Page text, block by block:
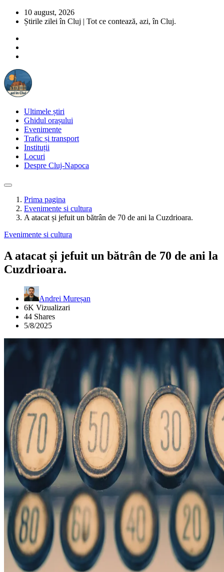
10 august, 2026
Știrile zilei în Cluj | Tot ce contează, azi, în Cluj.
Ultimele știri
Ghidul orașului
Evenimente
Trafic și transport
Instituții
Locuri
Despre Cluj-Napoca
Prima pagina
Evenimente si cultura
A atacat și jefuit un bătrân de 70 de ani la Cuzdrioara.
Evenimente si cultura
A atacat și jefuit un bătrân de 70 de ani la
Cuzdrioara.
Andrei Mureșan
6K Vizualizari
44 Shares
5/8/2025